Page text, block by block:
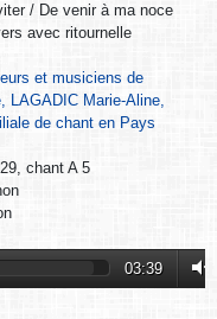
/ De venir à ma noce
avec ritournelle
et musiciens de
LAGADIC Marie-Aline,
de chant en Pays
chant A 5
03:39